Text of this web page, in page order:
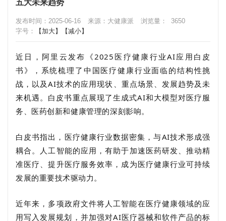
五大未来趋势
发布时间：2025-06-16 来源：大健康派 浏览量：
3650
字号：
【加大】 【减小】
近日，阿里云发布《2025医疗健康行业AI应用白皮
书》，系统梳理了中国医疗健康行业面临的结构性挑
战，以及AI技术的应用现状、重点场景、发展趋势及未
来机遇。 白皮书重点展现了生成式AI和大模型对医疗服
务、医药创新和健康管理的深刻影响。
白皮书指出，医疗健康行业数据密集，与AI技术形成强
耦合。人工智能的应用，有助于加速医药研发、推动精
准医疗、提升医疗服务效率，成为医疗健康行业可持续
发展的重要技术驱动力。
近年来， 多项政府文件将人工智能在医疗健康领域的应
用写入发展规划，并加强对AI医疗器械和软件产品的标